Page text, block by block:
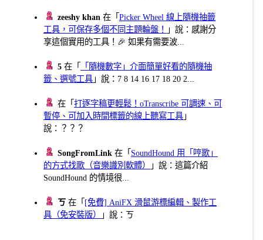
zeeshy khan 在「Picker Wheel 線上隨機抽籤
工具，可保存多個不同主題輪盤！
」說：感謝分
享這個實用的工具！🎉 如果有需要波...
5 在「
「隨機數字」介面簡單好看的隨機抽
籤、選號工具 」說：7 8 14 16 17 18 20 2...
在「打逐字稿更輕鬆！oTranscribe 可調速、可
暫停、可加入時間標籤的線上聽寫工具 」
說：？？？
SongFromLink 在「 SoundHound 用「哼歌」
的方式找歌（音樂識別軟體）
」說：這篇介紹
SoundHound 的情境很...
ㄎ 在「 [免費] AniFX 滑鼠游標編輯、製作工
具（免安裝版）
」說：ㄎ